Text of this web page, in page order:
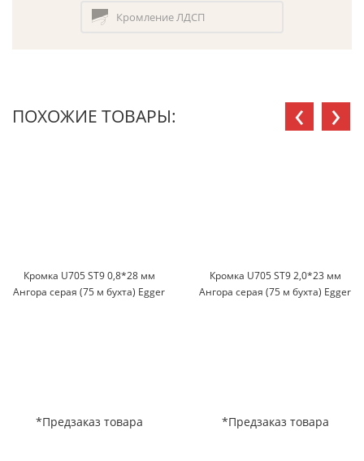
Кромление ЛДСП
ПОХОЖИЕ ТОВАРЫ:
Кромка U705 ST9 0,8*28 мм
Ангора серая (75 м бухта) Egger
*Предзаказ товара
Кромка U705 ST9 2,0*23 мм
Ангора серая (75 м бухта) Egger
*Предзаказ товара
‹ ›